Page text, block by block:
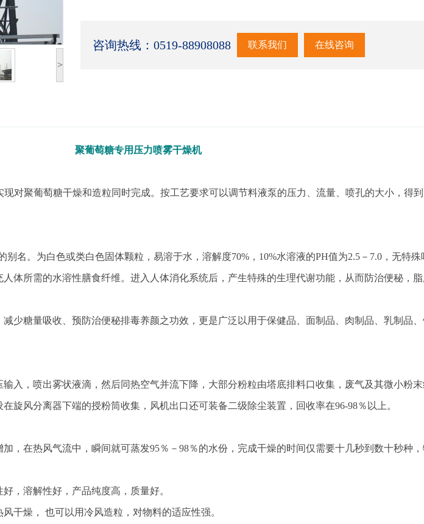
>
咨询热线：0519-88908088 联系我们 在线咨询
聚葡萄糖专用压力喷雾干燥机
对聚葡萄糖干燥和造粒同时完成。按工艺要求可以调节料液泵的压力、流量、喷孔的大小，得
别名。为白色或类白色固体颗粒，易溶于水，溶解度70%，10%水溶液的PH值为2.5－7.0，无特殊
体所需的水溶性膳食纤维。进入人体消化系统后，产生特殊的生理代谢功能，从而防治便秘，
少糖量吸收、预防治便秘排毒养颜之功效，更是广泛以用于保健品、面制品、肉制品、乳制品
，喷出雾状液滴，然后同热空气并流下降，大部分粉粒由塔底排料口收集，废气及其微小粉
旋风分离器下端的授粉筒收集，风机出口还可装备二级除尘装置，回收率在96-98％以上。
，在热风气流中，瞬间就可蒸发95％－98％的水份，完成干燥的时间仅需要十几秒到数十秒种
，溶解性好，产品纯度高，质量好。
干燥， 也可以用冷风造粒，对物料的适应性强。